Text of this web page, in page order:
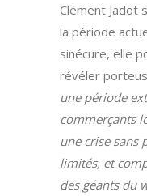
Clément Jadot
la période
sinécure, elle
révéler
une période
commerçants
une crise sans
limités, et
des géants du